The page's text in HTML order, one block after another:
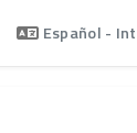
Español -